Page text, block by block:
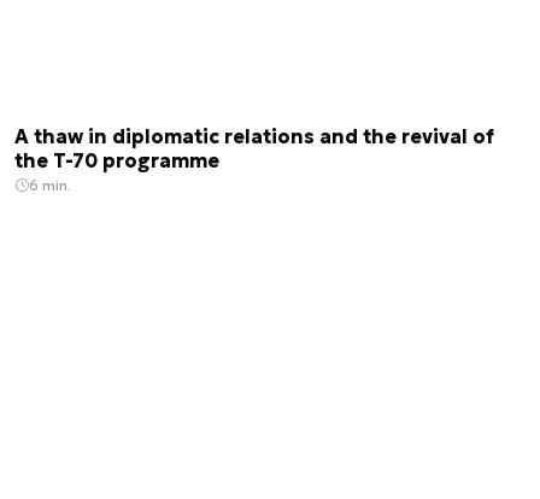
A thaw in diplomatic relations and the revival of
the T-70 programme
6 min.